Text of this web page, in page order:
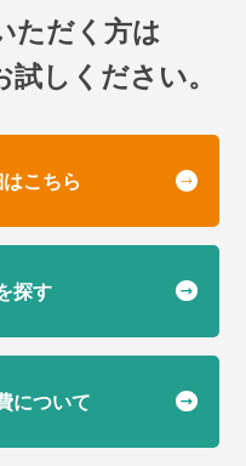
ただく方は
試しください。
こちら
探す
について